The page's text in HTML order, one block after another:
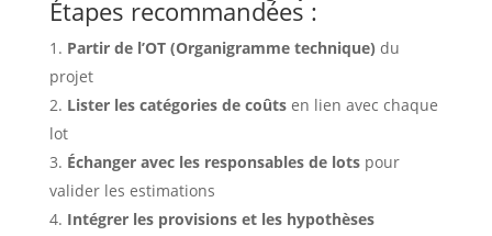
Étapes recommandées :
Partir de l’OT (Organigramme technique) du
projet
Lister les catégories de coûtsen lien avec chaque
lot
Échanger avec les responsables de lotspour
valider les estimations
Intégrer les provisions et les hypothèses